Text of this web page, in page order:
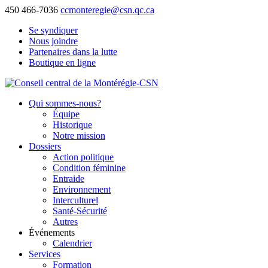
450 466-7036 ccmonteregie@csn.qc.ca
Se syndiquer
Nous joindre
Partenaires dans la lutte
Boutique en ligne
Qui sommes-nous?
Équipe
Historique
Notre mission
Dossiers
Action politique
Condition féminine
Entraide
Environnement
Interculturel
Santé-Sécurité
Autres
Événements
Calendrier
Services
Formation